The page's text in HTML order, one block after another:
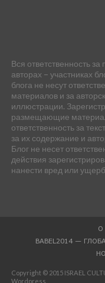
Вся ответственность
авторах – участниках
блога не несут
материалов и за
иллюстрации.
размещающие
ответственность за
за их содержание и
Блог не несет
действия
нанести вред или
О
BABEL2014 —
Copyright © 2015 ISRAEL
Wordpress.